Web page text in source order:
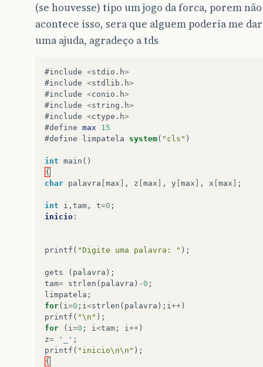
(se houvesse) tipo um jogo da forca, porem não
acontece isso, sera que alguem poderia me dar
uma ajuda, agradeço a tds
#include <stdio . h>
#include <stdlib . h>
#include <conio . h>
#include <string . h>
#include <ctype . h>
#define max
15
#define
limpatela system( "cls" )
int main ()
{
char palavra max , z max , y max , x max ;
int i , tam , t=0 ;
inicio :
printf ( "Digite uma palavra: " );
gets ( palavra );
tam= strlen ( palavra ) -0 ;
limpatela ;
for( i=0 ; i<strlen ( palavra ); i++ )
printf ( "\n" );
for
( i=0 ; i<tam ; i++ )
z= '_' ;
printf ( "inicio\n\n" );
{